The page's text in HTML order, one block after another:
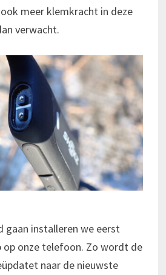
meer klemkracht in deze
verwacht.
gaan installeren we eerst
op onze telefoon. Zo wordt de
naar de nieuwste